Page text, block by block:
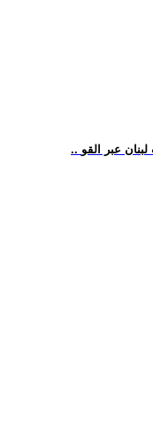
عبر القو